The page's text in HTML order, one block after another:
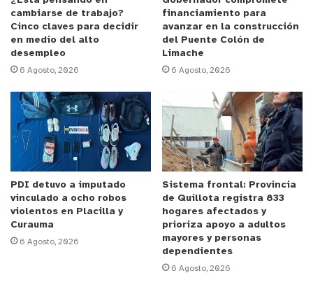
cambiarse de trabajo?
Cinco claves para decidir
en medio del alto
desempleo
6 Agosto, 2026
financiamiento para
avanzar en la construcción
del Puente Colón de
Limache
6 Agosto, 2026
PDI detuvo a imputado
vinculado a ocho robos
violentos en Placilla y
Curauma
6 Agosto, 2026
Sistema frontal: Provincia
de Quillota registra 833
hogares afectados y
prioriza apoyo a adultos
mayores y personas
dependientes
6 Agosto, 2026